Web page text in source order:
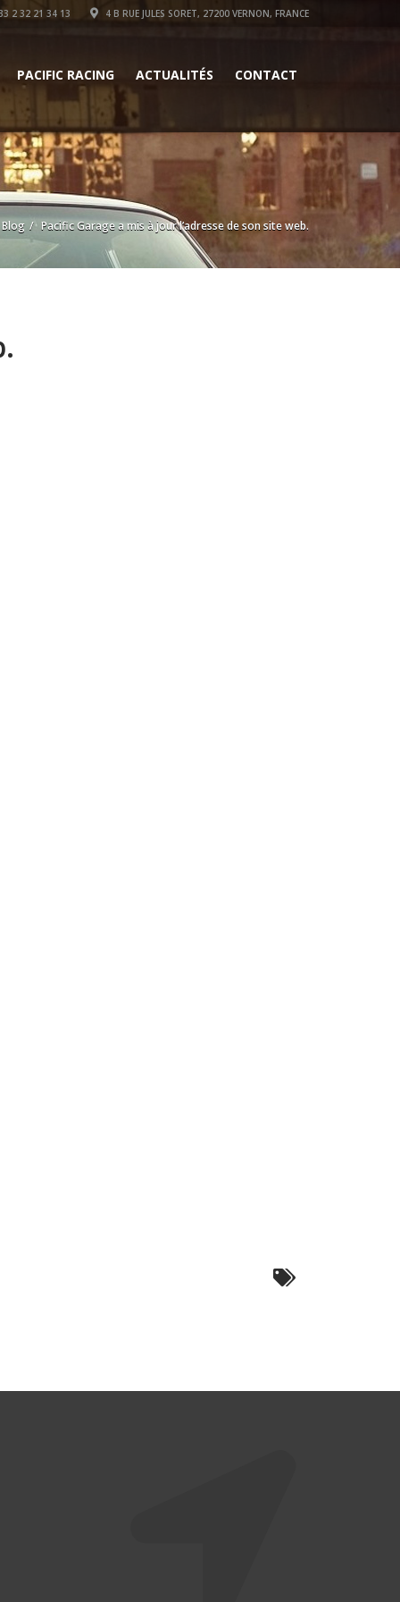
2 32 21 34 13 4 B RUE JULES SORET, 27200 VERNON, FRANCE
PACIFIC RACING ACTUALITÉS CONTACT
Blog Pacific Garage a mis à jour l’adresse de son site web.